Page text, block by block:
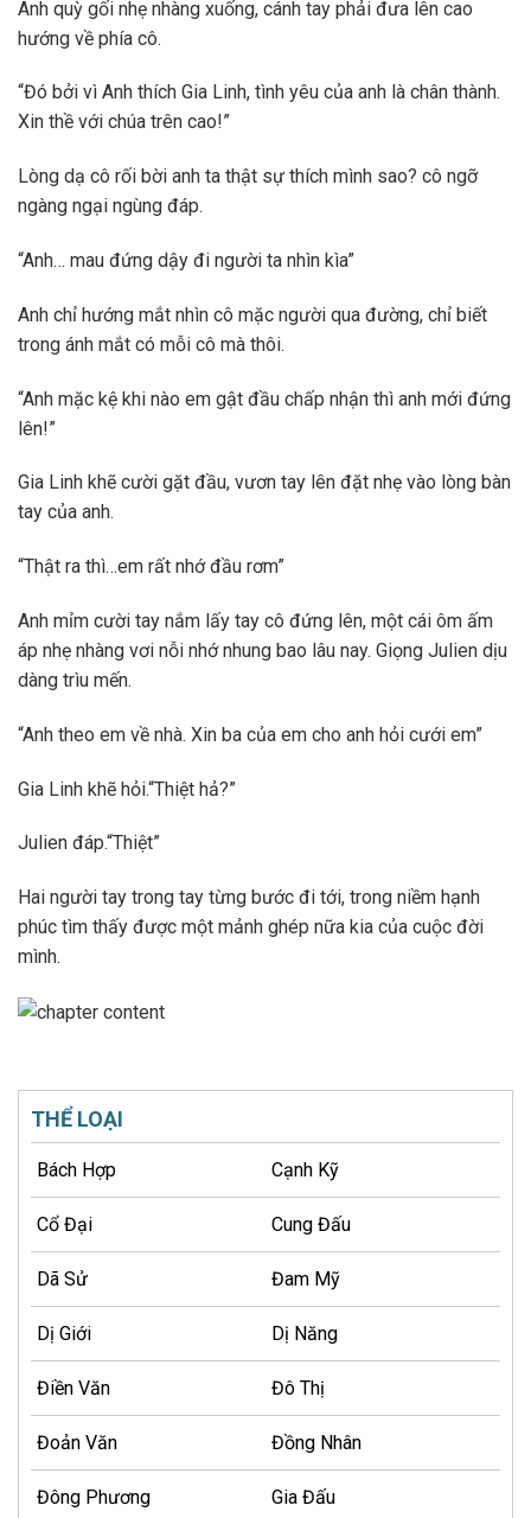
Anh quỳ gối nhẹ nhàng xuống, cánh tay phải đưa lên cao
hướng về phía cô.
“Đó bởi vì Anh thích Gia Linh, tình yêu của anh là chân thành.
Xin thề với chúa trên cao!”
Lòng dạ cô rối bời anh ta thật sự thích mình sao? cô ngỡ
ngàng ngại ngùng đáp.
“Anh… mau đứng dậy đi người ta nhìn kìa”
Anh chỉ hướng mắt nhìn cô mặc người qua đường, chỉ biết
trong ánh mắt có mỗi cô mà thôi.
“Anh mặc kệ khi nào em gật đầu chấp nhận thì anh mới đứng
lên!”
Gia Linh khẽ cười gặt đầu, vươn tay lên đặt nhẹ vào lòng bàn
tay của anh.
“Thật ra thì…em rất nhớ đầu rơm”
Anh mỉm cười tay nắm lấy tay cô đứng lên, một cái ôm ấm
áp nhẹ nhàng vơi nỗi nhớ nhung bao lâu nay. Giọng Julien dịu
dàng trìu mến.
“Anh theo em về nhà. Xin ba của em cho anh hỏi cưới em”
Gia Linh khẽ hỏi.“Thiệt hả?”
Julien đáp.“Thiệt”
Hai người tay trong tay từng bước đi tới, trong niềm hạnh
phúc tìm thấy được một mảnh ghép nữa kia của cuộc đời
mình.
THỂ LOẠI
Bách Hợp Cạnh Kỹ
Cổ Đại Cung Đấu
Dã Sử Đam Mỹ
Dị Giới Dị Năng
Điền Văn Đô Thị
Đoản Văn Đồng Nhân
Đông Phương Gia Đấu